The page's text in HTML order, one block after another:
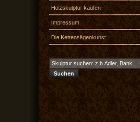
Holzskulptur kaufen
Impressum
Die Kettensägenkunst